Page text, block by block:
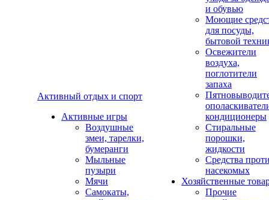
Активный отдых и спорт
Активные игры
Воздушные
змеи, тарелки,
бумеранги
Мыльные
пузыри
Мячи
Самокаты,
и обувью
Моющие
для посуды,
бытовой
Освежители
воздуха,
поглотители
запаха
кондиционеры
Стиральные
порошки,
жидкости
Средства
насекомых
Хозяйственные
Прочие